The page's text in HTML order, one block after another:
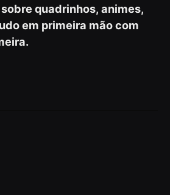
quadrinhos, animes,
em primeira mão com